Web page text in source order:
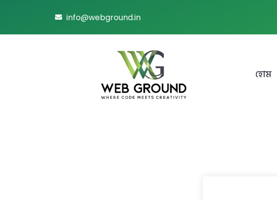
info@webground.in
হোম